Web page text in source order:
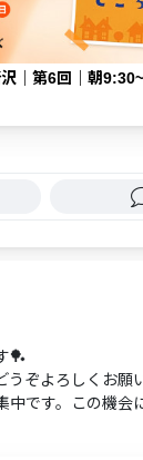
沢｜第6回｜朝
🏓
ぞよろしくお願
中です。この機会